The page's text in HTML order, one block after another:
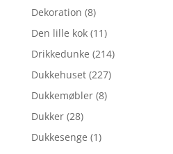
Dekoration (8)
Den lille kok (11)
Drikkedunke (214)
Dukkehuset (227)
Dukkemøbler (8)
Dukker (28)
Dukkesenge (1)